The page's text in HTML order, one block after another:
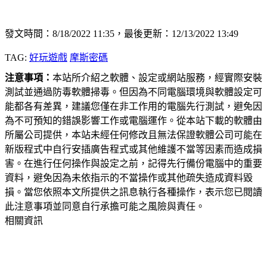
發文時間：8/18/2022 11:35，最後更新：12/13/2022 13:49
TAG: 好玩遊戲 摩斯密碼
注意事項： 本站所介紹之軟體、設定或網站服務，經實際安裝
測試並通過防毒軟體掃毒。但因為不同電腦環境與軟體設定可
能都各有差異，建議您僅在非工作用的電腦先行測試，避免因
為不可預知的錯誤影響工作或電腦運作。從本站下載的軟體由
所屬公司提供，本站未經任何修改且無法保證軟體公司可能在
新版程式中自行安插廣告程式或其他維護不當等因素而造成損
害。在進行任何操作與設定之前，記得先行備份電腦中的重要
資料，避免因為未依指示的不當操作或其他疏失造成資料毀
損。當您依照本文所提供之訊息執行各種操作，表示您已閱讀
此注意事項並同意自行承擔可能之風險與責任。
相關資訊